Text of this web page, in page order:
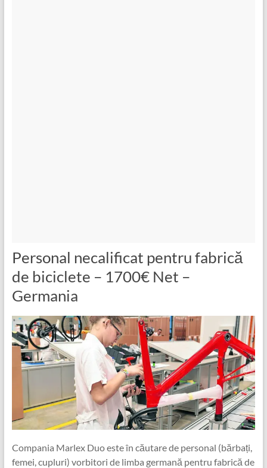
Personal necalificat pentru fabrică
de biciclete – 1700€ Net –
Germania
Compania Marlex Duo este în căutare de personal (bărbați,
femei, cupluri) vorbitori de limba germană pentru fabrică de